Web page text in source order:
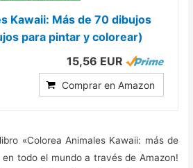
Kawaii: Más de 70 dibujos
para pintar y colorear)
15,56 EUR
Comprar en Amazon
«Colorea Animales Kawaii: más de
todo el mundo a través de Amazon!